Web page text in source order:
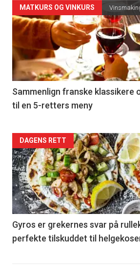
Forsiden
akkurat
nå
-
5
MATKURS OG VINKURS
Sammenlign franske klassikere
til en 5-retters meny
Forsiden
akkurat
nå
-
6
DAGENS RETT
Gyros er grekernes svar på
perfekte tilskuddet til